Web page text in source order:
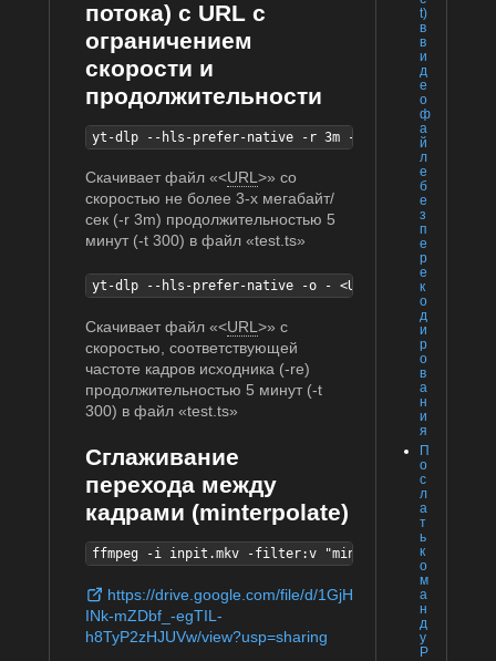
t)
в
в
и
д
е
о
ф
а
й
л
е
б
е
з
п
е
р
е
к
о
д
и
р
о
в
а
н
и
я
П
о
с
л
а
т
ь
к
о
м
а
н
д
у
P
потока) с URL с
ограничением
скорости и
продолжительности
yt-dlp --hls-prefer-native -r 3m -o - <URL> |
Скачивает файл «<URL>» со
скоростью не более 3-х мегабайт/
сек (-r 3m) продолжительностью 5
минут (-t 300) в файл «test.ts»
yt-dlp --hls-prefer-native -o - <URL> | ffmpeg -
Скачивает файл «<URL>» с
скоростью, соответствующей
частоте кадров исходника (-re)
продолжительностью 5 минут (-t
300) в файл «test.ts»
Сглаживание
перехода между
кадрами (minterpolate)
ffmpeg -i inpit.mkv -filter:v
https://drive.google.com/file/d/1GjH
INk-mZDbf_-egTIL-
h8TyP2zHJUVw/view?usp=sharing